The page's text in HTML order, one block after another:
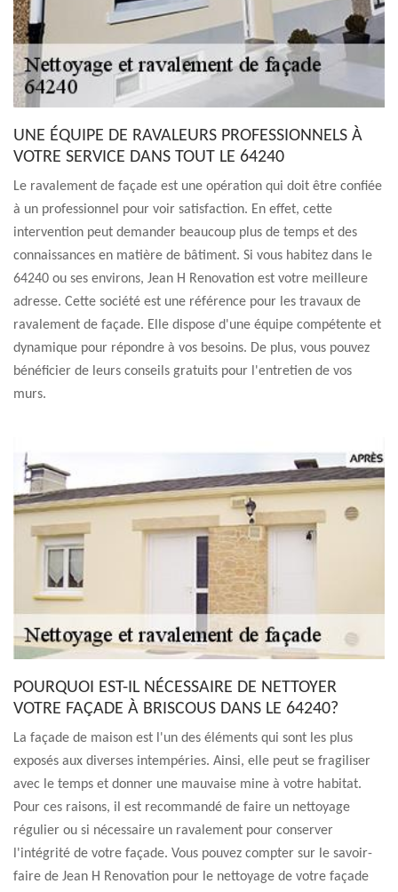
UNE ÉQUIPE DE RAVALEURS PROFESSIONNELS À
VOTRE SERVICE DANS TOUT LE 64240
Le ravalement de façade est une opération qui doit être confiée
à un professionnel pour voir satisfaction. En effet, cette
intervention peut demander beaucoup plus de temps et des
connaissances en matière de bâtiment. Si vous habitez dans le
64240 ou ses environs, Jean H Renovation est votre meilleure
adresse. Cette société est une référence pour les travaux de
ravalement de façade. Elle dispose d'une équipe compétente et
dynamique pour répondre à vos besoins. De plus, vous pouvez
bénéficier de leurs conseils gratuits pour l'entretien de vos
murs.
POURQUOI EST-IL NÉCESSAIRE DE NETTOYER
VOTRE FAÇADE À BRISCOUS DANS LE 64240?
La façade de maison est l'un des éléments qui sont les plus
exposés aux diverses intempéries. Ainsi, elle peut se fragiliser
avec le temps et donner une mauvaise mine à votre habitat.
Pour ces raisons, il est recommandé de faire un nettoyage
régulier ou si nécessaire un ravalement pour conserver
l'intégrité de votre façade. Vous pouvez compter sur le savoir-
faire de Jean H Renovation pour le nettoyage de votre façade